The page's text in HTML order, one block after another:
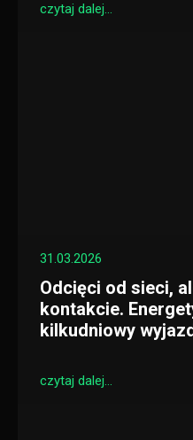
czytaj dalej...
31.03.2026
Odcięci od sieci,
kontakcie.
kilkudniowy
czytaj dalej...